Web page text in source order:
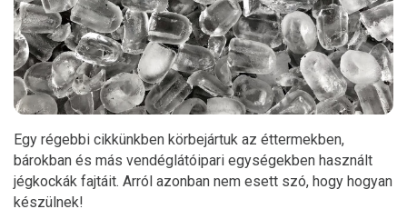
Egy régebbi cikkünkben körbejártuk az éttermekben,
bárokban és más vendéglátóipari egységekben használt
jégkockák fajtáit. Arról azonban nem esett szó, hogy hogyan
készülnek!